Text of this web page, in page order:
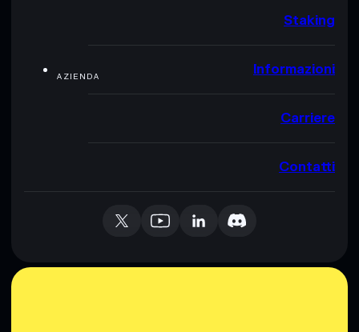
Staking
AZIENDA Informazioni
Carriere
Contatti